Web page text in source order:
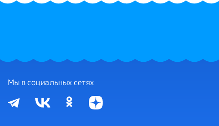
Мы в социальных сетях